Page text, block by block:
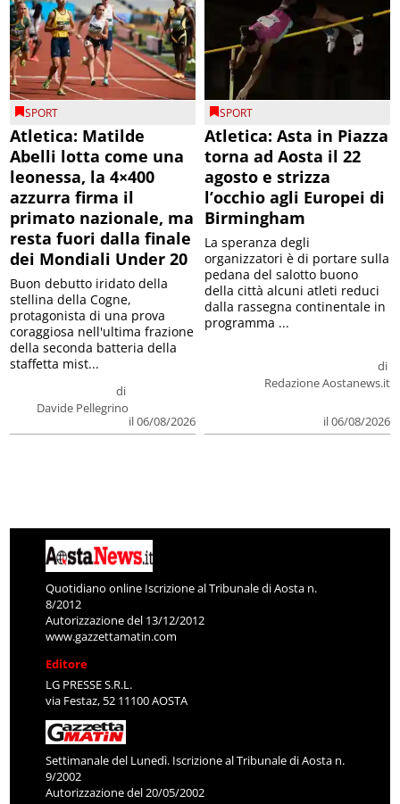
SPORT
Atletica: Matilde
Abelli lotta come una
leonessa, la 4×400
azzurra firma il
primato nazionale, ma
resta fuori dalla finale
dei Mondiali Under 20
di
Davide Pellegrino
il 06/08/2026
Buon debutto iridato della
stellina della Cogne,
protagonista di una prova
coraggiosa nell'ultima frazione
della seconda batteria della
staffetta mist...
SPORT
Atletica: Asta in Piazza
torna ad Aosta il 22
agosto e strizza
l’occhio agli Europei di
Birmingham
di
Redazione Aostanews.it
il 06/08/2026
La speranza degli
organizzatori è di portare sulla
pedana del salotto buono
della città alcuni atleti reduci
dalla rassegna continentale in
programma ...
Quotidiano online Iscrizione al Tribunale di Aosta n.
8/2012
Autorizzazione del 13/12/2012
www.gazzettamatin.com
Editore
LG PRESSE S.R.L.
via Festaz, 52 11100 AOSTA
Settimanale del Lunedì. Iscrizione al Tribunale di Aosta n.
9/2002
Autorizzazione del 20/05/2002